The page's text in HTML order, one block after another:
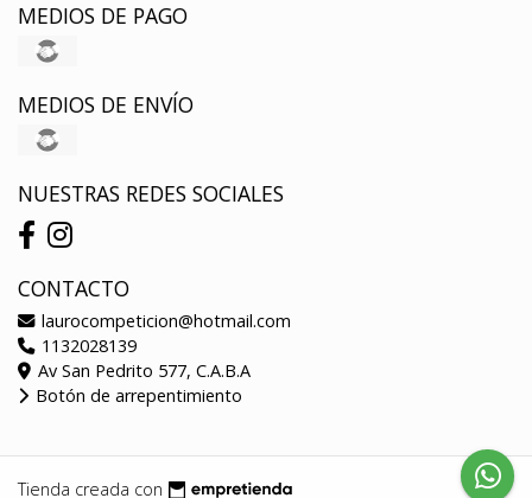
MEDIOS DE PAGO
MEDIOS DE ENVÍO
NUESTRAS REDES SOCIALES
CONTACTO
laurocompeticion@hotmail.com
1132028139
Av San Pedrito 577, C.A.B.A
Botón de arrepentimiento
Tienda creada con